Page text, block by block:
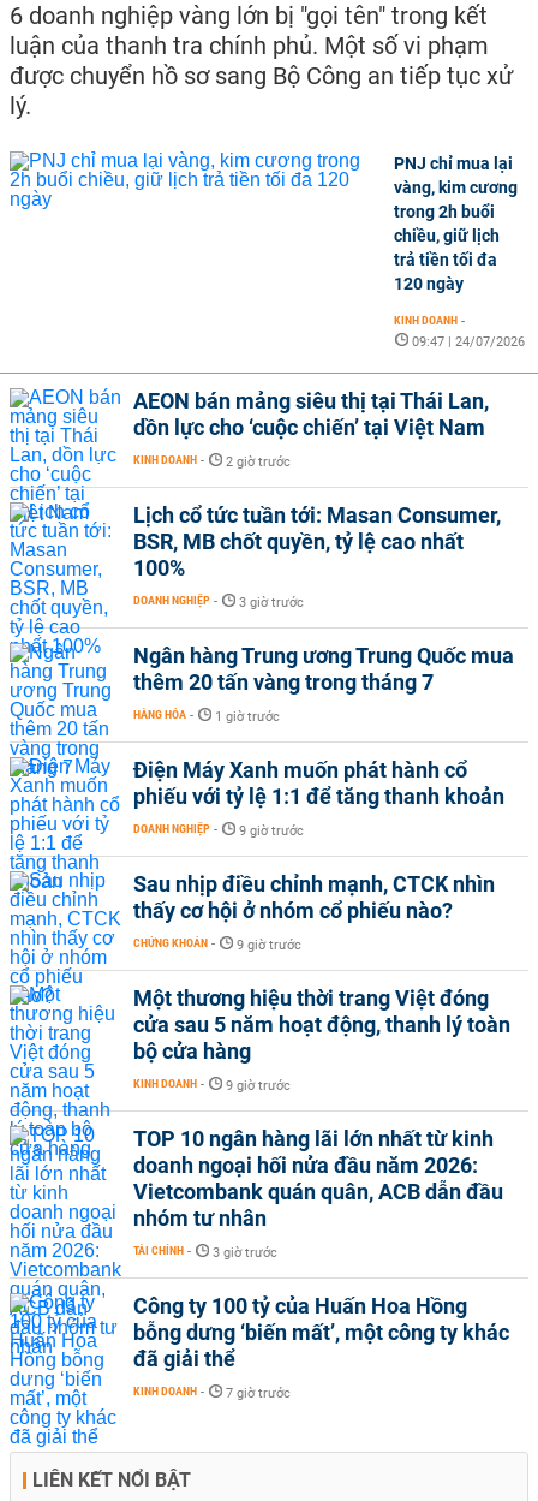
6 doanh nghiệp vàng lớn bị "gọi tên" trong kết
luận của thanh tra chính phủ. Một số vi phạm
được chuyển hồ sơ sang Bộ Công an tiếp tục xử
lý.
PNJ chỉ mua lại
vàng, kim cương
trong 2h buổi
chiều, giữ lịch
trả tiền tối đa
120 ngày
KINH DOANH -
09:47 | 24/07/2026
AEON bán mảng siêu thị tại Thái Lan,
dồn lực cho ‘cuộc chiến’ tại Việt Nam
KINH DOANH - 2 giờ trước
Lịch cổ tức tuần tới: Masan Consumer,
BSR, MB chốt quyền, tỷ lệ cao nhất
100%
DOANH NGHIỆP - 3 giờ trước
Ngân hàng Trung ương Trung Quốc mua
thêm 20 tấn vàng trong tháng 7
HÀNG HÓA - 1 giờ trước
Điện Máy Xanh muốn phát hành cổ
phiếu với tỷ lệ 1:1 để tăng thanh khoản
DOANH NGHIỆP - 9 giờ trước
Sau nhịp điều chỉnh mạnh, CTCK nhìn
thấy cơ hội ở nhóm cổ phiếu nào?
CHỨNG KHOÁN - 9 giờ trước
Một thương hiệu thời trang Việt đóng
cửa sau 5 năm hoạt động, thanh lý toàn
bộ cửa hàng
KINH DOANH - 9 giờ trước
TOP 10 ngân hàng lãi lớn nhất từ kinh
doanh ngoại hối nửa đầu năm 2026:
Vietcombank quán quân, ACB dẫn đầu
nhóm tư nhân
TÀI CHÍNH - 3 giờ trước
Công ty 100 tỷ của Huấn Hoa Hồng
bỗng dưng ‘biến mất’, một công ty khác
đã giải thể
KINH DOANH - 7 giờ trước
LIÊN KẾT NỔI BẬT